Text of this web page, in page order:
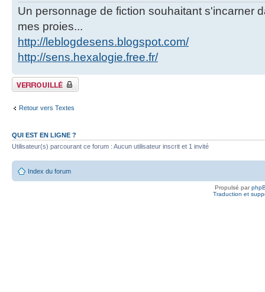
Un personnage de fiction souhaitant s'incarner
mes proies...
http://leblogdesens.blogspot.com/
http://sens.hexalogie.free.fr/
Fil verrouillé
Retour vers Textes
QUI EST EN LIGNE ?
Utilisateur(s) parcourant ce forum : Aucun utilisateur inscrit et 1 invité
Index du forum
Propulsé par
Traduction et